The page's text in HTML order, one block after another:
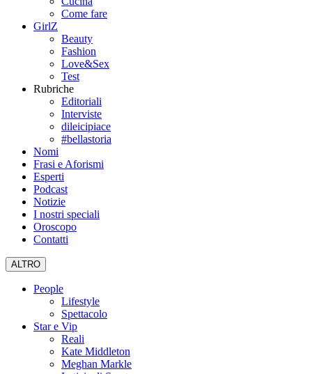
Come fare
GirlZ
Beauty
Fashion
Love&Sex
Test
Rubriche
Editoriali
Interviste
dileicipiace
#bellastoria
Nomi
Frasi e Aforismi
Esperti
Podcast
Notizie
I nostri speciali
Oroscopo
Contatti
ALTRO
People
Lifestyle
Spettacolo
Star e Vip
Reali
Kate Middleton
Meghan Markle